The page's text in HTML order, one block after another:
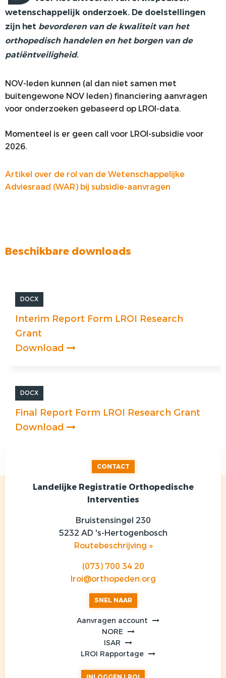
VOORSTE KRUISBAND
SYNTHETISEREN VAN LROI-DATA
wetenschappelijk onderzoek. De doelstellingen
zijn het bevorderen van de kwaliteit van het
orthopedisch handelen en het borgen van de
patiëntveiligheid.
NOV-leden kunnen (al dan niet samen met
buitengewone NOV leden) financiering aanvragen
voor onderzoeken gebaseerd op LROI-data.
Momenteel is er geen call voor LROI-subsidie voor
2026.
Artikel over de rol van de Wetenschappelijke
Adviesraad (WAR) bij subsidie-aanvragen
Beschikbare downloads
DOCX
Interim Report Form LROI Research
Grant
Download
DOCX
Final Report Form LROI Research Grant
Download
CONTACT
Landelijke Registratie Orthopedische
Interventies
Bruistensingel 230
5232 AD 's-Hertogenbosch
Routebeschrijving »
(073) 700 34 20
lroi@orthopeden.org
SNEL NAAR
Aanvragen account
NORE
ISAR
LROI Rapportage